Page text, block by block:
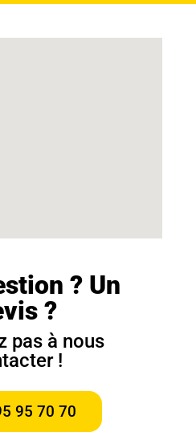
? Un
?
pas à nous
!
95 70 70